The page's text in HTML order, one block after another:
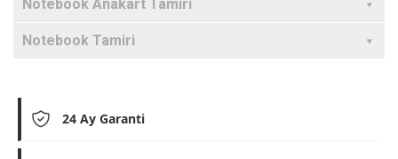
Notebook Anakart Tamiri
Notebook Tamiri
24 Ay Garanti